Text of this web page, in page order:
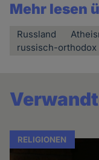
Mehr lesen
Russland
russisch-orthodox
RELIGIONEN